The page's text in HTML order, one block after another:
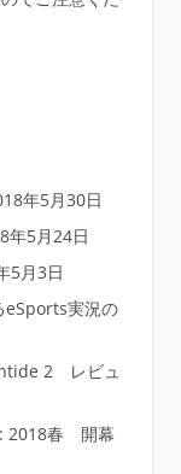
年5月30日
年5月24日
5月3日
eSports実況の
2 レビュ
2018春 開幕